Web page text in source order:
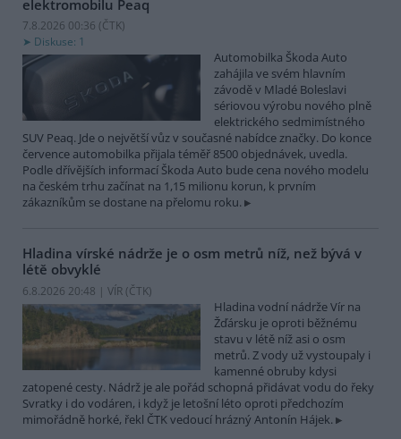
elektromobilu Peaq
7.8.2026 00:36 (ČTK)
Diskuse: 1
Automobilka Škoda Auto
zahájila ve svém hlavním
závodě v Mladé Boleslavi
sériovou výrobu nového plně
elektrického sedmimístného
SUV Peaq. Jde o největší vůz v současné nabídce značky. Do konce
července automobilka přijala téměř 8500 objednávek, uvedla.
Podle dřívějších informací Škoda Auto bude cena nového modelu
na českém trhu začínat na 1,15 milionu korun, k prvním
zákazníkům se dostane na přelomu roku.
Hladina vírské nádrže je o osm metrů níž, než bývá v
létě obvyklé
6.8.2026 20:48 | VÍR (ČTK)
Hladina vodní nádrže Vír na
Žďársku je oproti běžnému
stavu v létě níž asi o osm
metrů. Z vody už vystoupaly i
kamenné obruby kdysi
zatopené cesty. Nádrž je ale pořád schopná přidávat vodu do řeky
Svratky i do vodáren, i když je letošní léto oproti předchozím
mimořádně horké, řekl ČTK vedoucí hrázný Antonín Hájek.